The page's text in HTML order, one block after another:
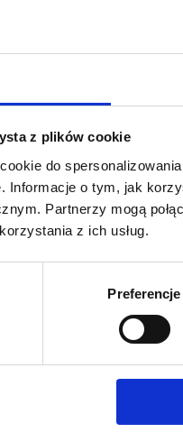
z plików cookie
do
Informacje o tym, jak
Partnerzy mogą
z ich usług.
Preferencje